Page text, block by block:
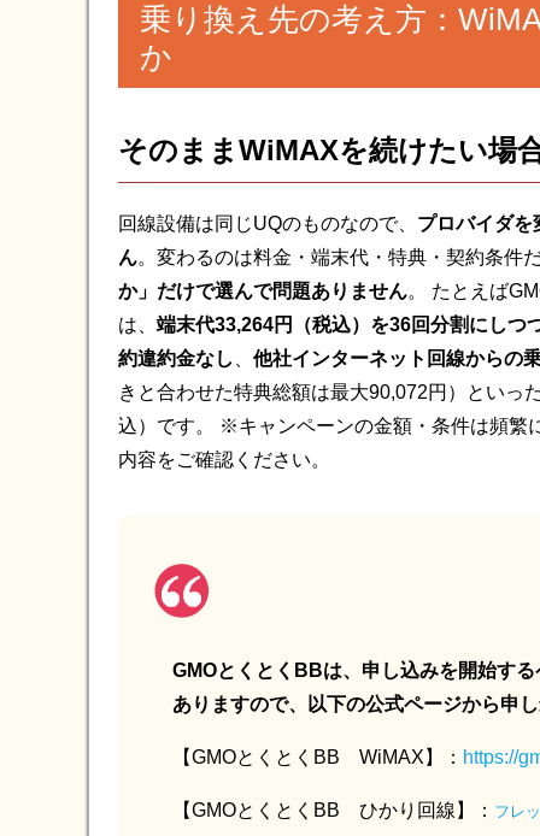
乗り換え先の考え方：
か
そのままWiMAXを続けたい場
回線設備は同じUQのものなので、 プロバイダを
ん。変わるのは料金・端末代・特典・契約条件
か」だけで選んで問題ありません。 たとえば
は、 端末代33,264円（税込）を36回分割にしつ
約違約金なし 、 他社インターネット回線からの
きと合わせた特典総額は最大90,072円）といっ
込）です。 ※キャンペーンの金額・条件は頻繁
内容をご確認ください。
GMOとくとくBBは、申し込みを開始す
ありますので、以下の公式ページから申
【GMOとくとくBB WiMAX】： https://
【GMOとくとくBB ひかり回線】： フレ